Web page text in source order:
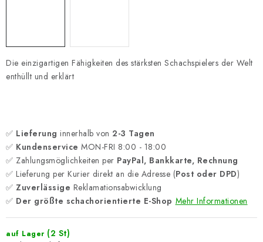
Geschäftsbedingungen
Die einzigartigen Fähigkeiten des stärksten Schachspielers der Welt
enthüllt und erklärt
✅ Lieferung innerhalb von 2-3 Tagen
✅ Kundenservice MON-FRI 8:00 - 18:00
✅ Zahlungsmöglichkeiten per PayPal, Bankkarte, Rechnung
✅ Lieferung per Kurier direkt an die Adresse (Post oder DPD)
✅ Zuverlässige Reklamationsabwicklung
✅ Der größte schachorientierte E-Shop Mehr Informationen
auf Lager (2 St)